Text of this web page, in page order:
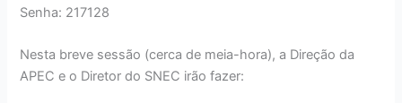
Senha: 217128
Nesta breve sessão (cerca de meia-hora), a Direção da
APEC e o Diretor do SNEC irão fazer: